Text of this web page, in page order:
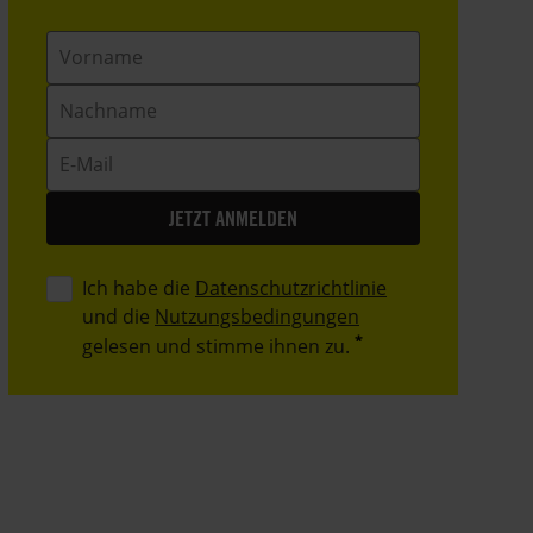
Vorname
Nachname
E-
Mail
Ich habe die Datenschutzrichtlinie
und die Nutzungsbedingungen
gelesen und stimme ihnen zu.